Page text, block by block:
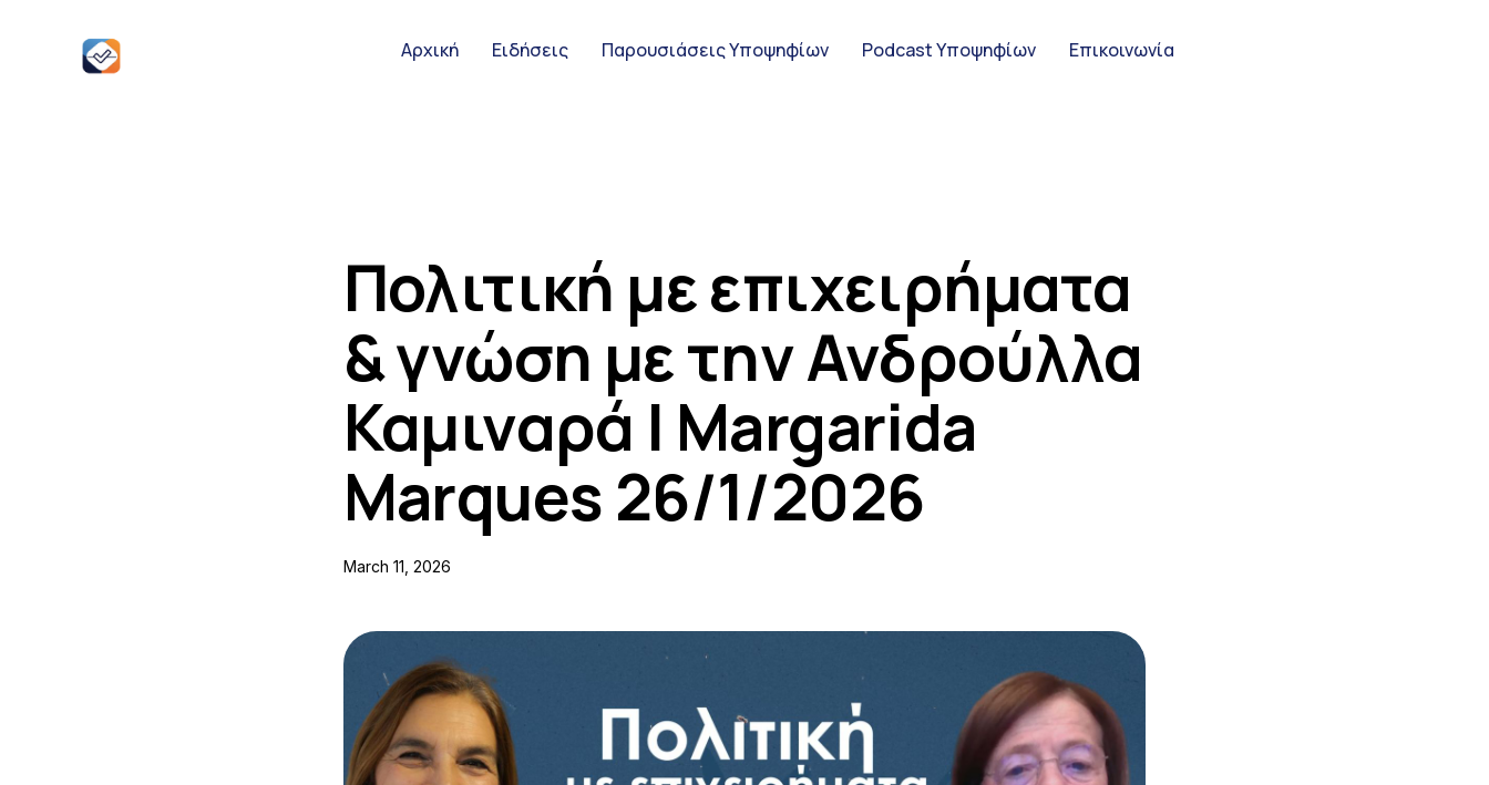
Αρχική Ειδήσεις Παρουσιάσεις Υποψηφίων Podcast Υποψηφίων Επικοινωνία
Παρουσιάσεις Υποψηφίων
Podcast Υποψηφίων
Επικοινωνία
Πολιτική με επιχειρήματα
& γνώση με την Ανδρούλλα
Καμιναρά | Margarida
Marques 26/1/2026
March 11, 2026